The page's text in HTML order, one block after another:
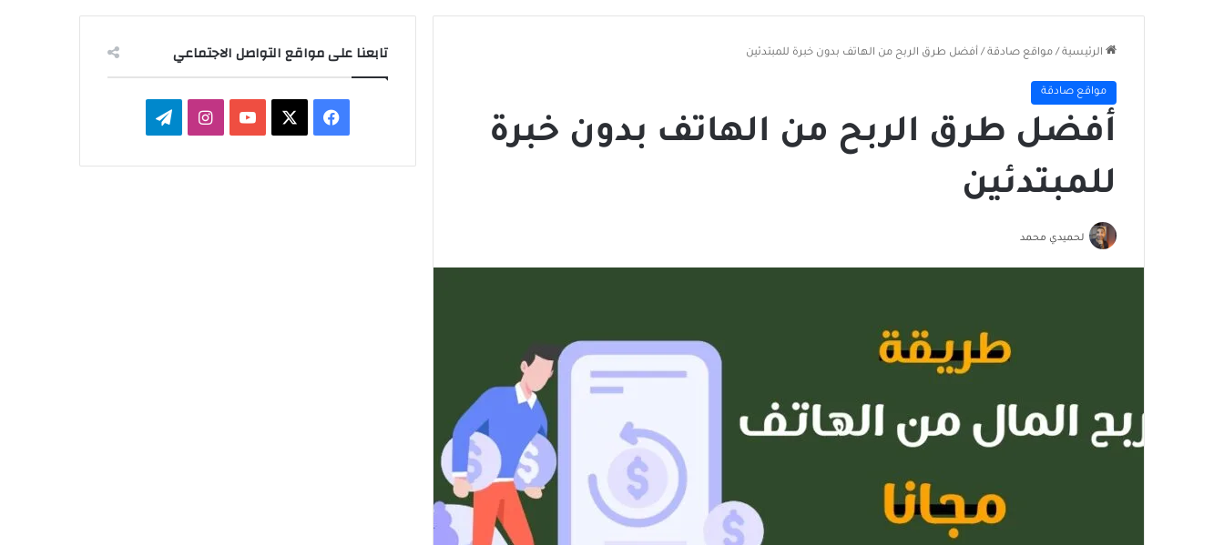
الرئيسية / مواقع صادقة / أفضل طرق الربح من الهاتف بدون خبرة للمبتدئين
مواقع صادقة
أفضل طرق الربح من الهاتف بدون خبرة
للمبتدئين
لحميدي محمد
تابعنا على مواقع التواصل الاجتماعي
فيسبوك ‫YouTubeانستقرامتيلقرام